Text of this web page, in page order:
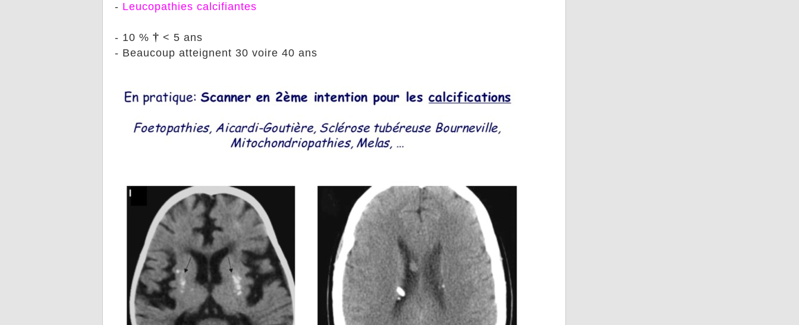
- Leucopathies calcifiantes
- 10 % † < 5 ans
- Beaucoup atteignent 30 voire 40 ans